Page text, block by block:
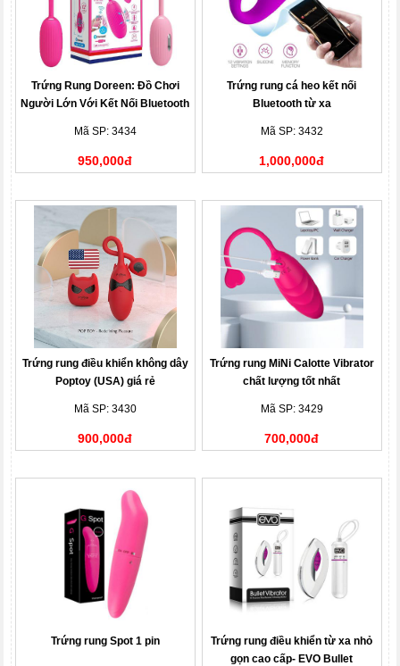
Trứng Rung Doreen: Đồ Chơi
Người Lớn Với Kết Nối Bluetooth
Mã SP: 3434
950,000đ
Trứng rung cá heo kết nối
Bluetooth từ xa
Mã SP: 3432
1,000,000đ
Trứng rung điều khiển không dây
Poptoy (USA) giá rẻ
Mã SP: 3430
900,000đ
Trứng rung MiNi Calotte Vibrator
chất lượng tốt nhất
Mã SP: 3429
700,000đ
Trứng rung Spot 1 pin
Trứng rung điều khiển từ xa nhỏ
gọn cao cấp- EVO Bullet